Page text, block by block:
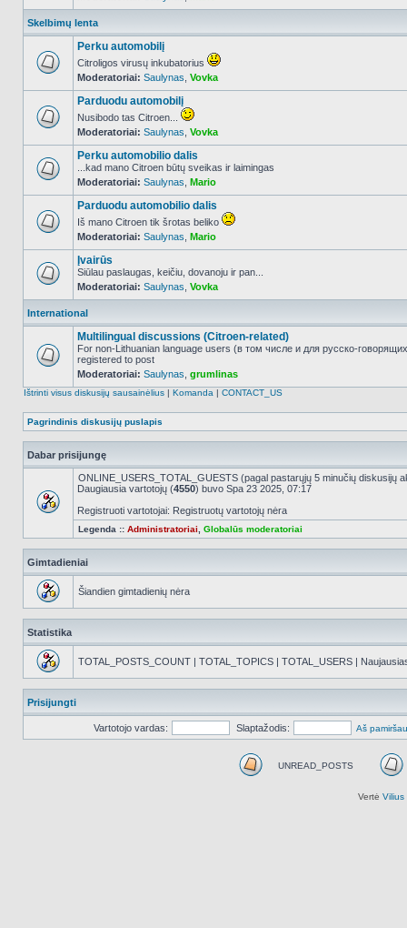
Skelbimų lenta
NO_UNREAD_POSTS
Perku automobilį
Citroligos virusų inkubatorius
Moderatoriai: Saulynas Vovka
NO_UNREAD_POSTS
Parduodu automobilį
Nusibodo tas Citroen...
Moderatoriai: Saulynas Vovka
NO_UNREAD_POSTS
Perku automobilio dalis
...kad mano Citroen būtų sveikas ir laimingas
Moderatoriai: Saulynas Mario
NO_UNREAD_POSTS
Parduodu automobilio dalis
Iš mano Citroen tik šrotas beliko
Moderatoriai: Saulynas Mario
NO_UNREAD_POSTS
Įvairūs
Siūlau paslaugas, keičiu, dovanoju ir pan...
Moderatoriai: Saulynas Vovka
International
NO_UNREAD_POSTS
Multilingual discussions (Citroen-related)
For non-Lithuanian language users (в том числе и для русско-
registered to post
Moderatoriai: Saulynas grumlinas
Ištrinti visus diskusijų sausainėlius | Komanda | CONTACT_US
Pagrindinis diskusijų puslapis
Dabar prisijungę
ONLINE_USERS_TOTAL_GUESTS (pagal pastarųjų 5 minučių diskusijų
Daugiausia vartotojų (4550) buvo Spa 23 2025, 07:17
Registruoti vartotojai: Registruotų vartotojų nėra
Legenda :: Administratoriai Globalūs moderatoriai
Gimtadieniai
Šiandien gimtadienių nėra
Statistika
TOTAL_POSTS_COUNT | TOTAL_TOPICS | TOTAL_USERS |
Prisijungti
Vartotojo vardas: Slaptažodis: Aš
UNREAD_POSTS
Vertė Vilius